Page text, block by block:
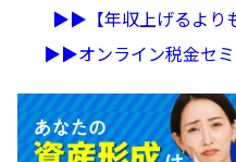
▶︎▶︎【年収上げるより
▶︎▶︎オンライン税金セ